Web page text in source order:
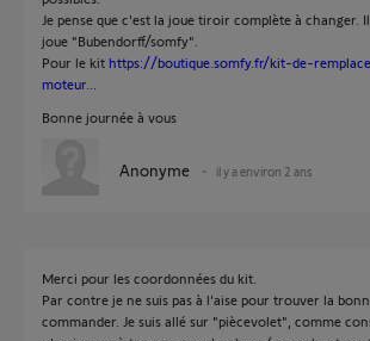
Je pense que c'est la joue tiroir complète à changer.
joue "Bubendorff/somfy".
Pour le kit https://boutique.somfy.fr/kit-de-
moteur...
Bonne journée à vous
Anonyme il y a environ 2 ans
Merci pour les coordonnées du kit.
Par contre je ne suis pas à l'aise pour trouver la
commander. Je suis allé sur "piècevolet", comme